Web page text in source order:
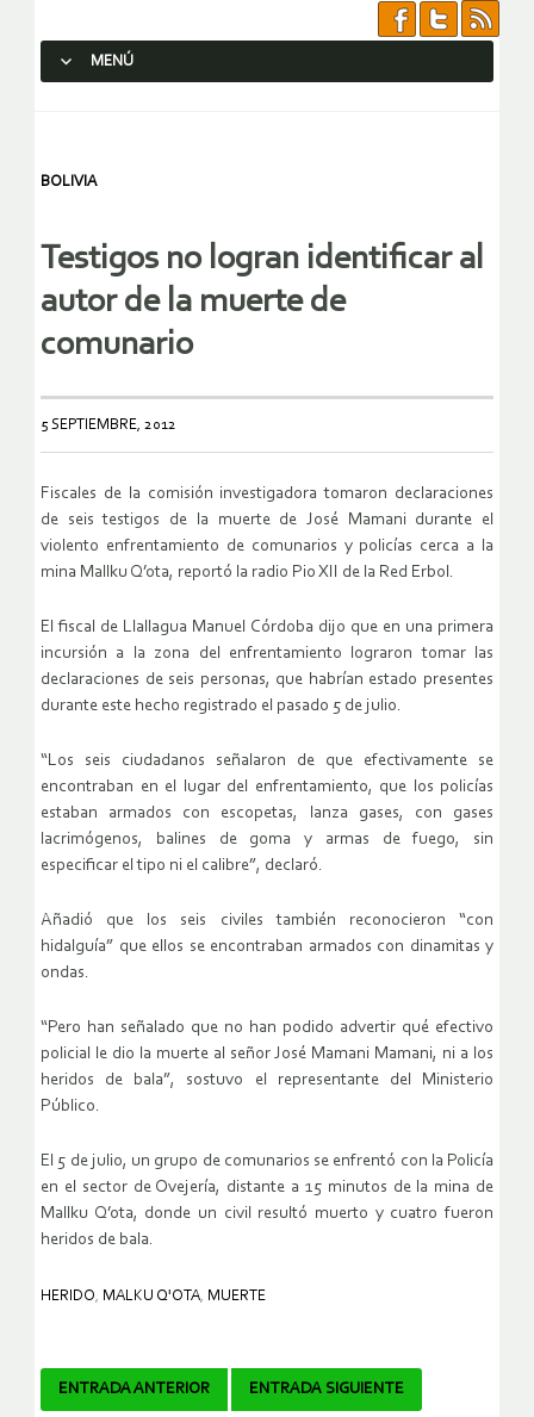
MENÚ
BOLIVIA
Testigos no logran identificar al
autor de la muerte de
comunario
5 SEPTIEMBRE, 2012
Fiscales de la comisión investigadora tomaron declaraciones
de seis testigos de la muerte de José Mamani durante el
violento enfrentamiento de comunarios y policías cerca a la
mina Mallku Q’ota, reportó la radio Pio XII de la Red Erbol.
El fiscal de Llallagua Manuel Córdoba dijo que en una primera
incursión a la zona del enfrentamiento lograron tomar las
declaraciones de seis personas, que habrían estado presentes
durante este hecho registrado el pasado 5 de julio.
“Los seis ciudadanos señalaron de que efectivamente se
encontraban en el lugar del enfrentamiento, que los policías
estaban armados con escopetas, lanza gases, con gases
lacrimógenos, balines de goma y armas de fuego, sin
especificar el tipo ni el calibre”, declaró.
Añadió que los seis civiles también reconocieron “con
hidalguía” que ellos se encontraban armados con dinamitas y
ondas.
“Pero han señalado que no han podido advertir qué efectivo
policial le dio la muerte al señor José Mamani Mamani, ni a los
heridos de bala”, sostuvo el representante del Ministerio
Público.
El 5 de julio, un grupo de comunarios se enfrentó con la Policía
en el sector de Ovejería, distante a 15 minutos de la mina de
Mallku Q’ota, donde un civil resultó muerto y cuatro fueron
heridos de bala.
HERIDO, MALKU Q'OTA, MUERTE
Navegador
ENTRADA ANTERIOR ENTRADA SIGUIENTE